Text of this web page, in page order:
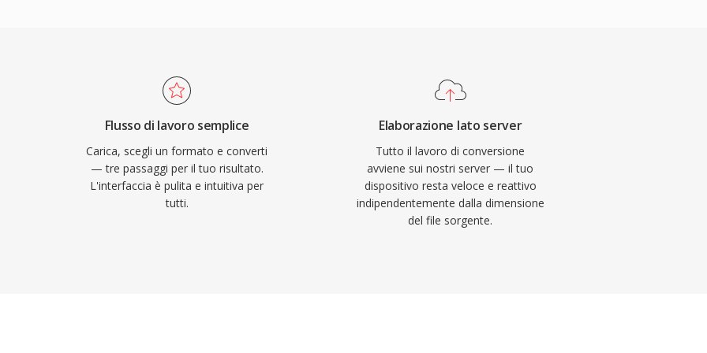
strato di transport
funzionalità di
broadcast su
stream serve le
come i DVD. MPEG-2
Profile ad High
nelle
Flusso di lavoro semplice
Carica, scegli un formato e converti
— tre passaggi per il tuo risultato.
L'interfaccia è pulita e intuitiva per
tutti.
Elaborazione lato server
Tutto il lavoro di conversione
avviene sui nostri server — il tuo
dispositivo resta veloce e reattivo
indipendentemente dalla dimensione
del file sorgente.